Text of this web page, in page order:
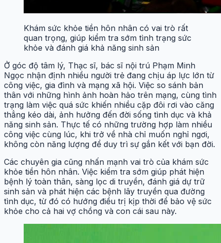
Khám sức khỏe tiền hôn nhân có vai trò rất
quan trọng, giúp kiểm tra sớm tình trạng sức
khỏe và đánh giá khả năng sinh sản
Ở góc độ tâm lý, Thạc sĩ, bác sĩ nội trú Phạm Minh
Ngọc nhận định nhiều người trẻ đang chịu áp lực lớn từ
công việc, gia đình và mạng xã hội. Việc so sánh bản
thân với những hình ảnh hoàn hảo trên mạng, cùng tình
trạng làm việc quá sức khiến nhiều cặp đôi rơi vào căng
thẳng kéo dài, ảnh hưởng đến đời sống tình dục và khả
năng sinh sản. Thực tế có những trường hợp làm nhiều
công việc cùng lúc, khi trở về nhà chỉ muốn nghỉ ngơi,
không còn năng lượng để duy trì sự gắn kết với bạn đời.
Các chuyên gia cũng nhấn mạnh vai trò của khám sức
khỏe tiền hôn nhân. Việc kiểm tra sớm giúp phát hiện
bệnh lý toàn thân, sàng lọc di truyền, đánh giá dự trữ
sinh sản và phát hiện các bệnh lây truyền qua đường
tình dục, từ đó có hướng điều trị kịp thời để bảo vệ sức
khỏe cho cả hai vợ chồng và con cái sau này.